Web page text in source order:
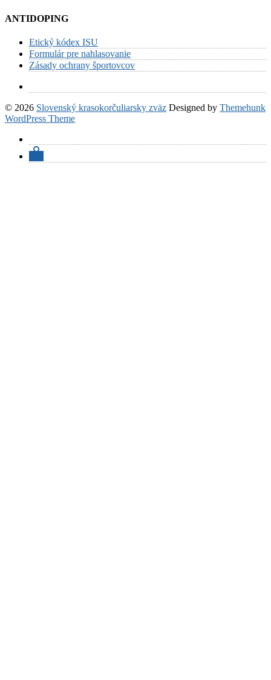
ANTIDOPING
Etický kódex ISU
Formulár pre nahlasovanie
Zásady ochrany športovcov
© 2026 Slovenský krasokorčuliarsky zväz Designed by Themehunk
WordPress Theme